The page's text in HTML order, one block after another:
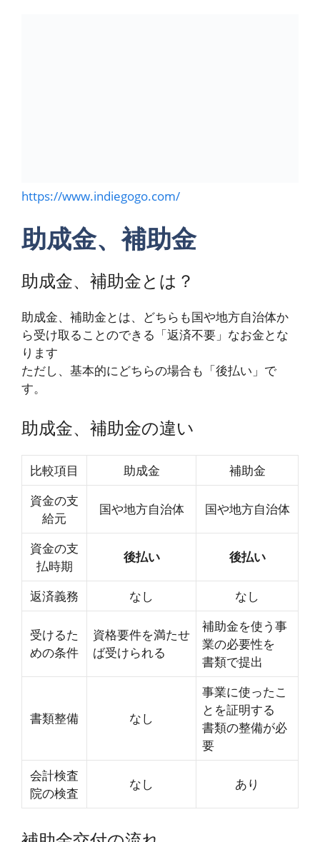
https://www.indiegogo.com/
助成金、補助金
助成金、補助金とは？
助成金、補助金とは、どちらも国や地方自治体か
ら受け取ることのできる「返済不要」なお金とな
ります
ただし、基本的にどちらの場合も「後払い」で
す。
助成金、補助金の違い
比較項目 助成金
補助金
資金の支
給元
国や地方自治体 国や地方自治体
資金の支
払時期
後払い 後払い
返済義務 なし なし
受けるた
めの条件
資格要件を満たせ
ば受けられる
補助金を使う事
業の必要性を
書類で提出
書類整備 なし
事業に使ったこ
とを証明する
書類の整備が必
要
会計検査
院の検査
なし あり